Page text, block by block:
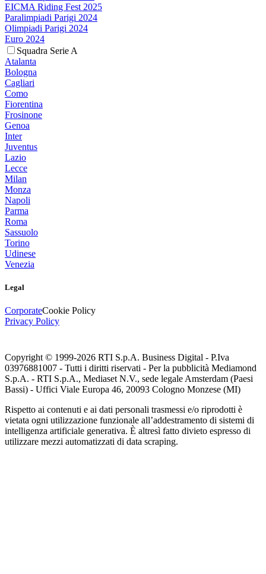
EICMA Riding Fest 2025
Paralimpiadi Parigi 2024
Olimpiadi Parigi 2024
Euro 2024
Squadra Serie A
Atalanta
Bologna
Cagliari
Como
Fiorentina
Frosinone
Genoa
Inter
Juventus
Lazio
Lecce
Milan
Monza
Napoli
Parma
Roma
Sassuolo
Torino
Udinese
Venezia
Legal
CorporateCookie Policy
Privacy Policy
Copyright © 1999-2026 RTI S.p.A. Business Digital - P.Iva
03976881007 - Tutti i diritti riservati - Per la pubblicità Mediamond
S.p.A. - RTI S.p.A., Mediaset N.V., sede legale Amsterdam (Paesi
Bassi) - Uffici Viale Europa 46, 20093 Cologno Monzese (MI)
Rispetto ai contenuti e ai dati personali trasmessi e/o riprodotti è
vietata ogni utilizzazione funzionale all’addestramento di sistemi di
intelligenza artificiale generativa. È altresì fatto divieto espresso di
utilizzare mezzi automatizzati di data scraping.